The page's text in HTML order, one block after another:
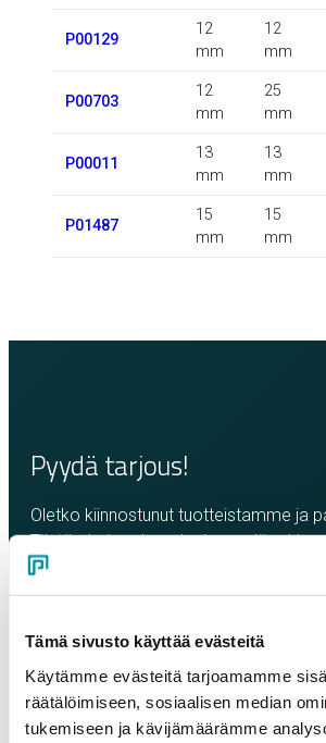
Tämä sivusto käyttää evästeitä
Käytämme evästeitä tarjoamamme
räätälöimiseen, sosiaalisen median
tukemiseen ja kävijämäärämme
P00129
12
mm
12
mm
P00703
12
mm
25
mm
P00011
13
mm
13
mm
P01487
15
mm
15
mm
Pyydä tarjous!
Oletko kiinnostunut tuotteistamme ja
Täytä oheinen lomake ja pyydä
Olemme sinuun yhteydessä
Yhteyshenkilö*